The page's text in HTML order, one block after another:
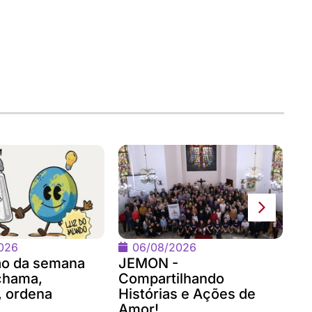
da semana
ordena
06/08/2026
JEMON -
Compartilhando
Histórias e Ações de